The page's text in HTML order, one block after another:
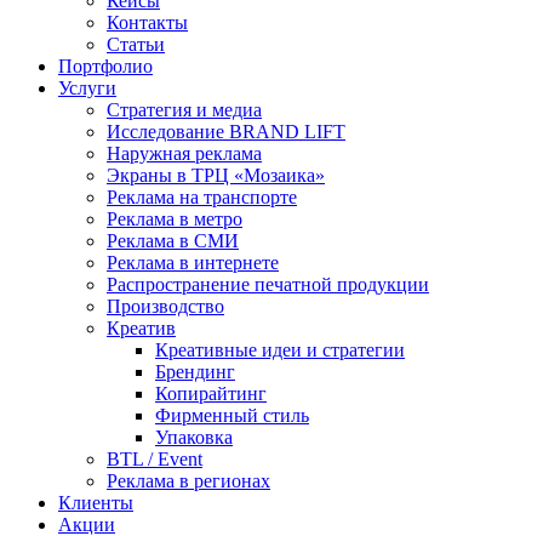
Контакты
Статьи
Портфолио
Услуги
Стратегия и медиа
Исследование BRAND LIFT
Наружная реклама
Экраны в ТРЦ «Мозаика»
Реклама на транспорте
Реклама в метро
Реклама в СМИ
Реклама в интернете
Распространение печатной продукции
Производство
Креатив
Креативные идеи и стратегии
Брендинг
Копирайтинг
Фирменный стиль
Упаковка
BTL / Event
Реклама в регионах
Клиенты
Акции